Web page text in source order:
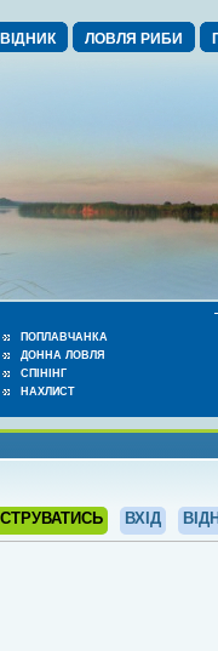
ЛОВЛЯ РИБИ
ПОПЛАВЧАНКА
ДОННА ЛОВЛЯ
СПІНІНГ
НАХЛИСТ
ВХІД